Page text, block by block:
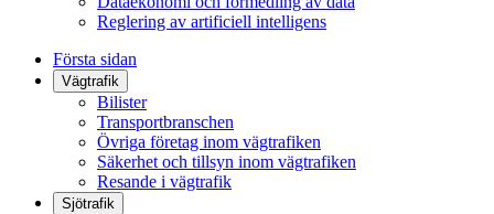
Reglering av artificiell intelligens
Första sidan
Vägtrafik
Bilister
Transportbranschen
Övriga företag inom vägtrafiken
Säkerhet och tillsyn inom vägtrafiken
Resande i vägtrafik
Sjötrafik